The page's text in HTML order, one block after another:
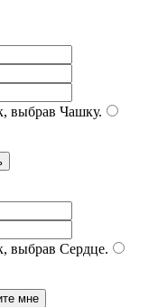
выбрав Чашку.
выбрав Сердце.